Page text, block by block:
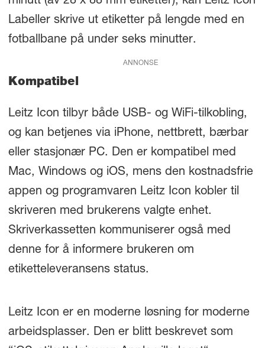
Labeller skrive ut etiketter på lengde med en
fotballbane på under seks minutter.
ANNONSE
Kompatibel
Leitz Icon tilbyr både USB- og WiFi-tilkobling,
og kan betjenes via iPhone, nettbrett, bærbar
eller stasjonær PC. Den er kompatibel med
Mac, Windows og iOS, mens den kostnadsfrie
appen og programvaren Leitz Icon kobler til
skriveren med brukerens valgte enhet.
Skriverkassetten kommuniserer også med
denne for å informere brukeren om
etiketteleveransens status.
Leitz Icon er en moderne løsning for moderne
arbeidsplasser. Den er blitt beskrevet som